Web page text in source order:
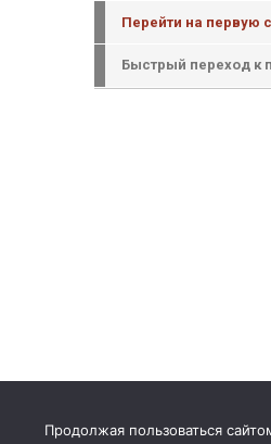
Перейти на первую
Быстрый переход к
Продолжая пользоваться